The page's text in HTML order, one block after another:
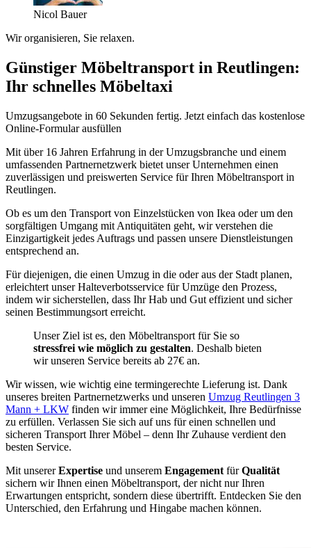
Nicol Bauer
Wir organisieren, Sie relaxen.
Günstiger Möbeltransport in Reutlingen:
Ihr schnelles Möbeltaxi
Umzugsangebote in 60 Sekunden fertig. Jetzt einfach das kostenlose
Online-Formular ausfüllen
Mit über 16 Jahren Erfahrung in der Umzugsbranche und einem
umfassenden Partnernetzwerk bietet unser Unternehmen einen
zuverlässigen und preiswerten Service für Ihren Möbeltransport in
Reutlingen.
Ob es um den Transport von Einzelstücken von Ikea oder um den
sorgfältigen Umgang mit Antiquitäten geht, wir verstehen die
Einzigartigkeit jedes Auftrags und passen unsere Dienstleistungen
entsprechend an.
Für diejenigen, die einen Umzug in die oder aus der Stadt planen,
erleichtert unser Halteverbotsservice für Umzüge den Prozess,
indem wir sicherstellen, dass Ihr Hab und Gut effizient und sicher
seinen Bestimmungsort erreicht.
Unser Ziel ist es, den Möbeltransport für Sie so
stressfrei wie möglich zu gestalten. Deshalb bieten
wir unseren Service bereits ab 27€ an.
Wir wissen, wie wichtig eine termingerechte Lieferung ist. Dank
unseres breiten Partnernetzwerks und unseren Umzug Reutlingen 3
Mann + LKW finden wir immer eine Möglichkeit, Ihre Bedürfnisse
zu erfüllen. Verlassen Sie sich auf uns für einen schnellen und
sicheren Transport Ihrer Möbel – denn Ihr Zuhause verdient den
besten Service.
Mit unsererExpertise und unserem Engagement fürQualität
sichern wir Ihnen einen Möbeltransport, der nicht nur Ihren
Erwartungen entspricht, sondern diese übertrifft. Entdecken Sie den
Unterschied, den Erfahrung und Hingabe machen können.